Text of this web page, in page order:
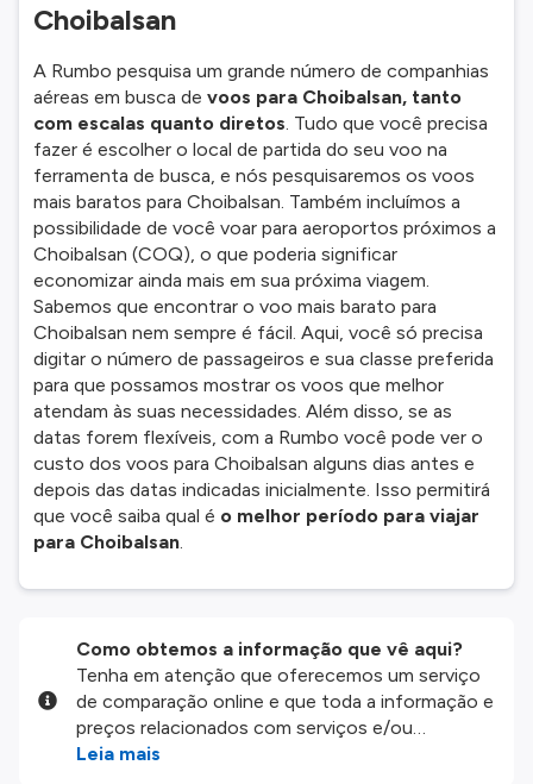
Choibalsan
A Rumbo pesquisa um grande número de companhias
aéreas em busca de voos para Choibalsan, tanto
com escalas quanto diretos. Tudo que você precisa
fazer é escolher o local de partida do seu voo na
ferramenta de busca, e nós pesquisaremos os voos
mais baratos para Choibalsan. Também incluímos a
possibilidade de você voar para aeroportos próximos a
Choibalsan (COQ), o que poderia significar
economizar ainda mais em sua próxima viagem.
Sabemos que encontrar o voo mais barato para
Choibalsan nem sempre é fácil. Aqui, você só precisa
digitar o número de passageiros e sua classe preferida
para que possamos mostrar os voos que melhor
atendam às suas necessidades. Além disso, se as
datas forem flexíveis, com a Rumbo você pode ver o
custo dos voos para Choibalsan alguns dias antes e
depois das datas indicadas inicialmente. Isso permitirá
que você saiba qual é o melhor período para viajar
para Choibalsan.
Como obtemos a informação que vê aqui?
Tenha em atenção que oferecemos um serviço
de comparação online e que toda a informação e
preços relacionados com serviços e/ou
produtos disponíveis no nosso website são
Leia mais